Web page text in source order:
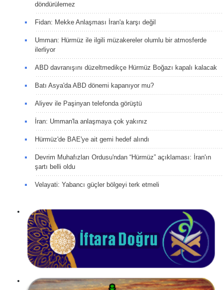
döndürülemez
Fidan: Mekke Anlaşması İran'a karşı değil
Umman: Hürmüz ile ilgili müzakereler olumlu bir atmosferde
ilerliyor
ABD davranışını düzeltmedikçe Hürmüz Boğazı kapalı kalacak
Batı Asya'da ABD dönemi kapanıyor mu?
Aliyev ile Paşinyan telefonda görüştü
İran: Umman'la anlaşmaya çok yakınız
Hürmüz'de BAE'ye ait gemi hedef alındı
Devrim Muhafızları Ordusu'ndan “Hürmüz” açıklaması: İran'ın
şartı belli oldu
Velayati: Yabancı güçler bölgeyi terk etmeli